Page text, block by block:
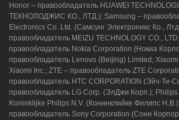
г. Новороссийск, ул. Героев
2/3
8 (964) 914-44-74(с 9:00 до
Honor – правообладатель HUAWEI
ТЕКНОЛОДЖИС КО., ЛТД.); Samsung –
Electronics Co. Ltd. (Самсунг Электроникс Ко.,
правообладатель MEIZU TECHNOLOGY CO.,
правообладатель Nokia Corporation (Нокиа
правообладатель Lenovo (Beijing) Limited;
Xiaomi Inc.; ZTE – правообладатель ZTE
правообладатель HTC CORPORATION (Эйч-
правообладатель LG Corp. (ЭлДжи Корп.);
Koninklijke Philips N.V. (Конинклийке Филипс
правообладатель Sony Corporation (Сони